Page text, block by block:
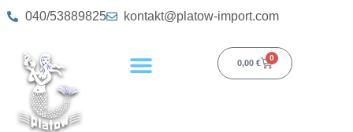
040/53889825 kontakt@platow-import.com
0,00 €
0